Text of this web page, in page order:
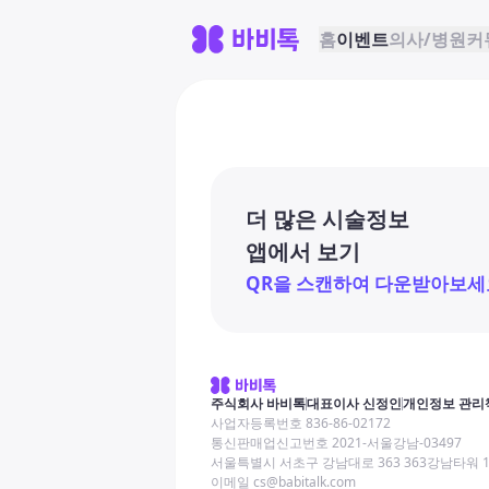
홈이벤트의사/병원커
더 많은 시술정보
앱에서 보기
QR을 스캔하여 다운받아보세
주식회사 바비톡대표이사 신정인개인정보 관리
사업자등록번호 836-86-02172
통신판매업신고번호 2021-서울강남-03497
서울특별시 서초구 강남대로 363 363강남타워
이메일 cs@babitalk.com